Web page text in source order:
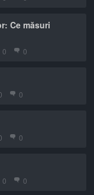
Ce măsuri
0 0
0
0
0 0